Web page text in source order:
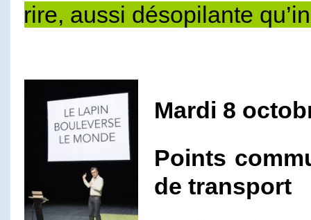
rire, aussi désopilante
Mardi 8
Points
de transport